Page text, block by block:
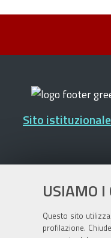
USIAMO I
Questo sito
profilazione.
Sito